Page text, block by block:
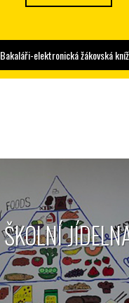
Bakaláři-elektronická žákovská
ŠKOLNÍ